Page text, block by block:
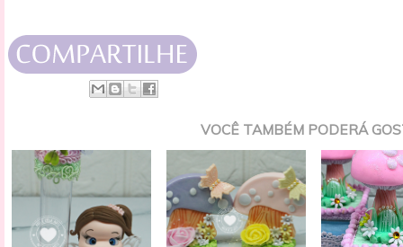
VOCÊ TAMBÉM PODERÁ